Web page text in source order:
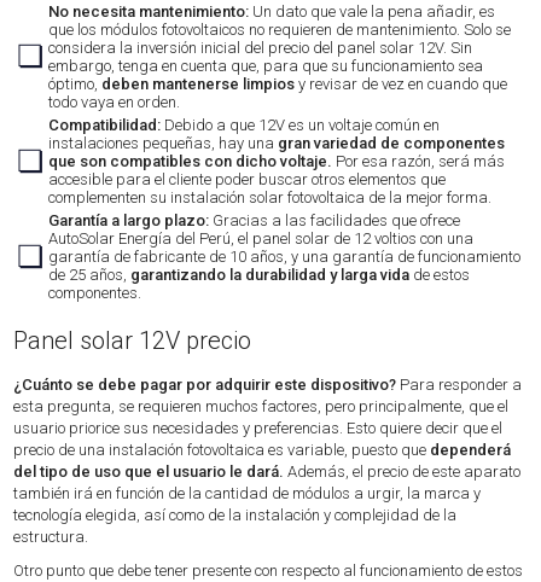
❏
No necesita mantenimiento: Un dato que vale la pena añadir, es
que los módulos fotovoltaicos no requieren de mantenimiento. Solo se
considera la inversión inicial del precio del panel solar 12V. Sin
embargo, tenga en cuenta que, para que su funcionamiento sea
óptimo, deben mantenerse limpios y revisar de vez en cuando que
todo vaya en orden.
❏
Compatibilidad: Debido a que 12V es un voltaje común en
instalaciones pequeñas, hay una gran variedad de componentes
que son compatibles con dicho voltaje. Por esa razón, será más
accesible para el cliente poder buscar otros elementos que
complementen su instalación solar fotovoltaica de la mejor forma.
❏
Garantía a largo plazo: Gracias a las facilidades que ofrece
AutoSolar Energía del Perú, el panel solar de 12 voltios con una
garantía de fabricante de 10 años, y una garantía de funcionamiento
de 25 años, garantizando la durabilidad y larga vida de estos
componentes.
Panel solar 12V precio
¿Cuánto se debe pagar por adquirir este dispositivo? Para responder a
esta pregunta, se requieren muchos factores, pero principalmente, que el
usuario priorice sus necesidades y preferencias. Esto quiere decir que el
precio de una instalación fotovoltaica es variable, puesto que dependerá
del tipo de uso que el usuario le dará. Además, el precio de este aparato
también irá en función de la cantidad de módulos a urgir, la marca y
tecnología elegida, así como de la instalación y complejidad de la
estructura.
Otro punto que debe tener presente con respecto al funcionamiento de estos